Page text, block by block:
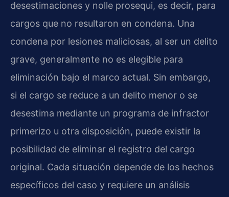
desestimaciones y nolle prosequi, es decir, para
cargos que no resultaron en condena. Una
condena por lesiones maliciosas, al ser un delito
grave, generalmente no es elegible para
eliminación bajo el marco actual. Sin embargo,
si el cargo se reduce a un delito menor o se
desestima mediante un programa de infractor
primerizo u otra disposición, puede existir la
posibilidad de eliminar el registro del cargo
original. Cada situación depende de los hechos
específicos del caso y requiere un análisis